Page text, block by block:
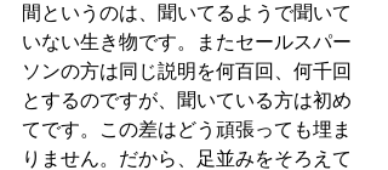
間というのは、聞いてるようで聞いて
いない生き物です。またセールスパー
ソンの方は同じ説明を何百回、何千回
とするのですが、聞いている方は初め
てです。この差はどう頑張っても埋ま
りません。だから、足並みをそろえて